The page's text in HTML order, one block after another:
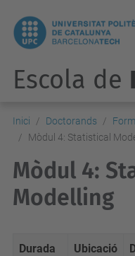
Escola de
Inici Doctorands
Mòdul 4: Statistical
Mòdul 4:
Modelling
Durada Ubicació